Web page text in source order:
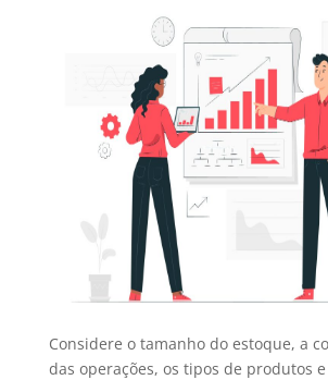
Considere o tamanho do estoque, a
das operações, os tipos de produtos